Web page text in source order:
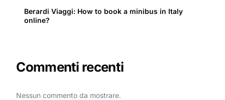
Berardi Viaggi: How to book a minibus in Italy
online?
Commenti recenti
Nessun commento da mostrare.